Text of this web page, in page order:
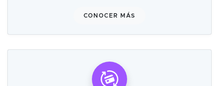
CONOCER MÁS